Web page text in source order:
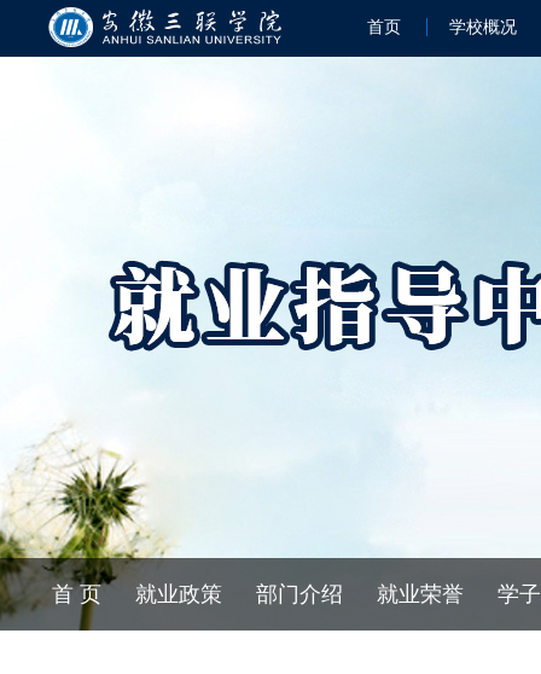
首页 学校概况
首 页 就业政策 部门介绍 就业荣誉 学